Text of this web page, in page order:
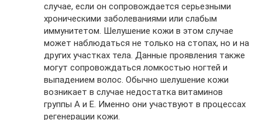
случае, если он сопровождается серьезными
хроническими заболеваниями или слабым
иммунитетом. Шелушение кожи в этом случае
может наблюдаться не только на стопах, но и на
других участках тела. Данные проявления также
могут сопровождаться ломкостью ногтей и
выпадением волос. Обычно шелушение кожи
возникает в случае недостатка витаминов
группы А и Е. Именно они участвуют в процессах
регенерации кожи.